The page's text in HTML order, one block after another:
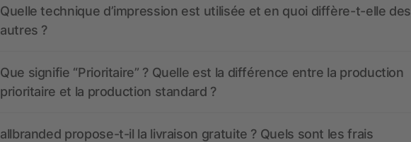
Quelle technique d’impression est utilisée et en quoi diffère-t-elle des
autres ?
Que signifie “Prioritaire” ? Quelle est la différence entre la production
prioritaire et la production standard ?
allbranded propose-t-il la livraison gratuite ? Quels sont les frais